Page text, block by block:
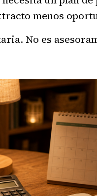
menos
No es